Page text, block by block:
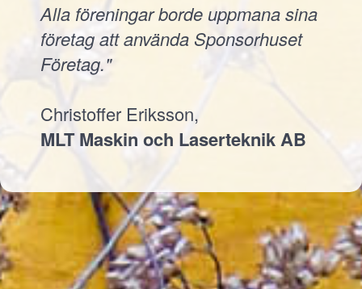
Alla föreningar borde uppmana sina
företag att använda Sponsorhuset
Företag."
Christoffer Eriksson,
MLT Maskin och Laserteknik AB